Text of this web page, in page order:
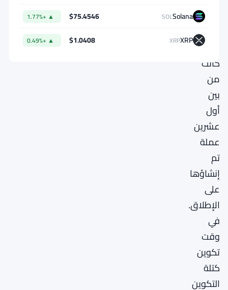
PotCoin
(POT)
كانت
من
بين
أول
عشرين
عملة
تم
إنشاؤها
على
الإطلاق.
في
وقت
تكوين
كتلة
التكوين
Solana
SOL
$75.4546
▲ +1.77%
XRP
XRP
$1.0408
▲ +0.49%